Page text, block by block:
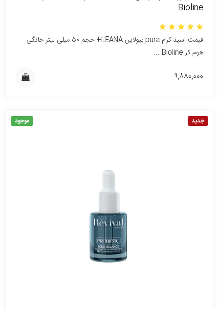
Bioline
قیمت اسید کرم pura بیولاین LEANA+ حجم ۵۰ میلی لیتر خانگی
هوم کر Bioline ...
۹,۸۸۰,۰۰۰
جدید موجود